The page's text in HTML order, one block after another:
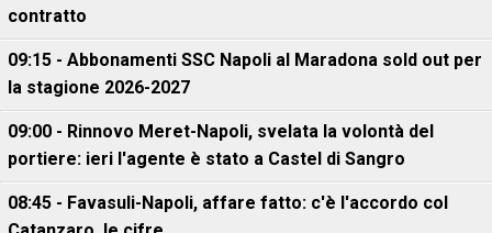
contratto
09:15 - Abbonamenti SSC Napoli al Maradona sold out per
la stagione 2026-2027
09:00 - Rinnovo Meret-Napoli, svelata la volontà del
portiere: ieri l'agente è stato a Castel di Sangro
08:45 - Favasuli-Napoli, affare fatto: c'è l'accordo col